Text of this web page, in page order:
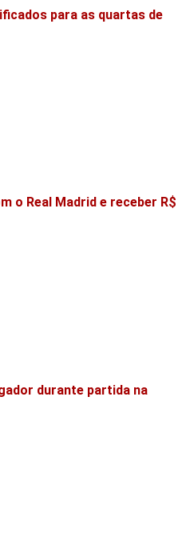
para as quartas de
o Real Madrid e receber R$
durante partida na